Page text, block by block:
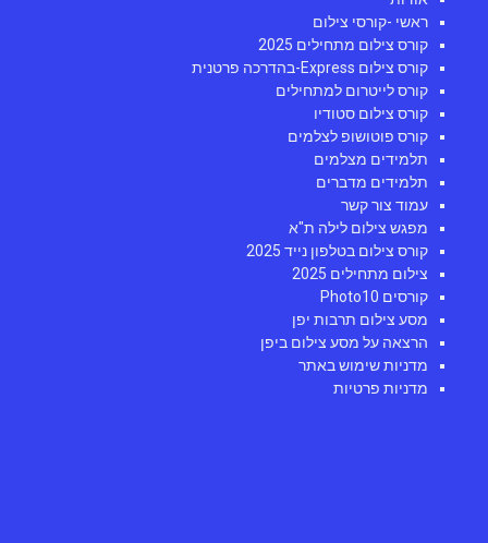
ראשי -קורסי צילום
קורס צילום מתחילים 2025
קורס צילום Express-בהדרכה פרטנית
קורס לייטרום למתחילים
קורס צילום סטודיו
קורס פוטושופ לצלמים
תלמידים מצלמים
תלמידים מדברים
עמוד צור קשר
מפגש צילום לילה ת"א
קורס צילום בטלפון נייד 2025
צילום מתחילים 2025
קורסים Photo10
מסע צילום תרבות יפן
הרצאה על מסע צילום ביפן
מדניות שימוש באתר
מדניות פרטיות